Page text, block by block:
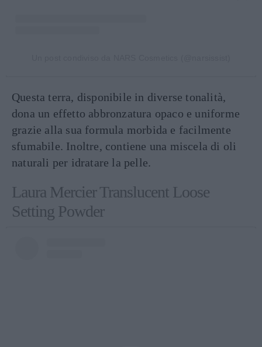
Questa terra, disponibile in diverse tonalità,
dona un effetto abbronzatura opaco e uniforme
grazie alla sua formula morbida e facilmente
sfumabile. Inoltre, contiene una miscela di oli
naturali per idratare la pelle.
Laura Mercier Translucent Loose
Setting Powder